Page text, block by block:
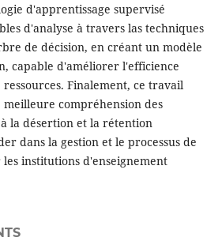
d'apprentissage supervisé
d'analyse à travers las techniques
de décision, en créant un modèle
capable d'améliorer l'efficience
Finalement, ce travail
compréhension des
à la désertion et la rétention
dans la gestion et le processus de
institutions d'enseignement